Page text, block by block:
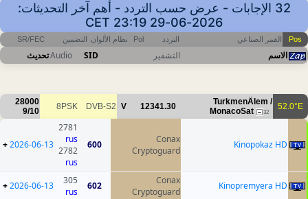
32 الإجابات - عرض حسب التردد - أهم آخر التحديثات:
2026-06-29 23:19 CET
Pos القمر الصناعي التردد Pol نظام الألوان التضمين SR/FEC
الاسم التشفير SID
Audioتحديث
52.0°E
TurkmenÄlem /
MonacoSat
32
12341.30
V
DVB-S2
8PSK
28000
9/10
Kinopokaz HD
Conax
Cryptoguard
600
2781
rus
2782
rus
2026-06-13
+
Kinopremyera HD
Conax
Cryptoguard
602
305
rus
2026-06-13
+